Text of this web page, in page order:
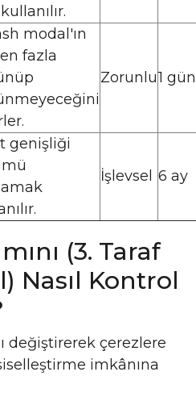
modal'ın
fazla
Zorunlu1 gün
genişliği
İşlevsel 6 ay
(3. Taraf
Nasıl Kontrol
değiştirerek çerezlere
imkânına